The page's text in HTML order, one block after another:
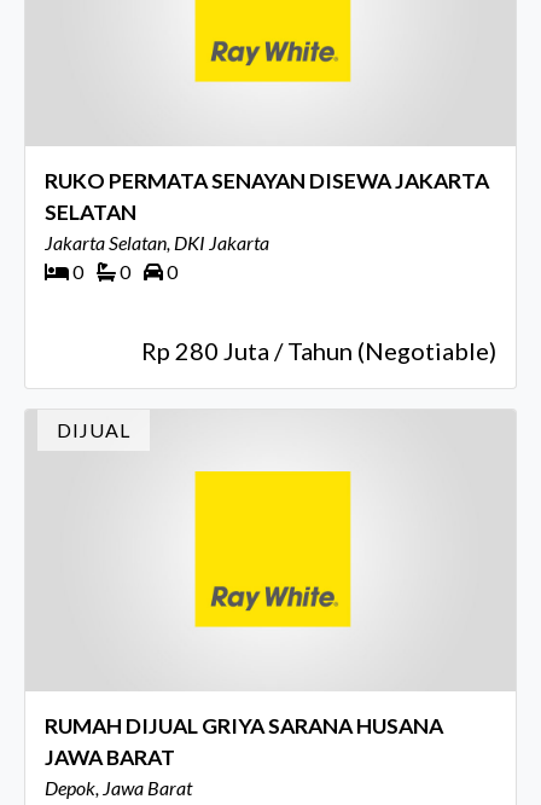
RUKO PERMATA SENAYAN DISEWA JAKARTA
SELATAN
Jakarta Selatan, DKI Jakarta
0
0 0
Rp 280 Juta / Tahun (Negotiable)
DIJUAL
RUMAH DIJUAL GRIYA SARANA HUSANA
JAWA BARAT
Depok, Jawa Barat